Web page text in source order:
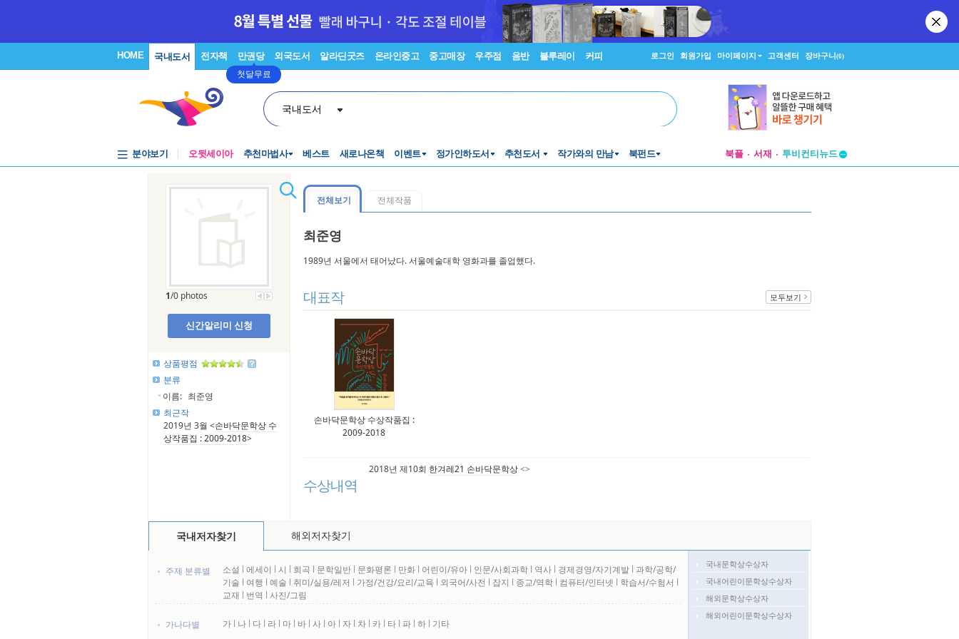
HOME 국내도서 전자책 만권당
첫달무료
외국도서 알라딘굿즈 온라인중고 중고매장 우주점 음반 블루레이 커피 로그인 회원가입 마이페이지 고객센터 장바구니(0)
국내도서
분야보기 오뒷세이아 추천마법사 베스트 새로나온책 이벤트 정가인하도서 추천도서 작가와의 만남 북펀드 북플 서재
투비컨티뉴드
1/0 photos
신간알리미 신청
상품평점
분류
이름: 최준영
최근작
2019년 3월 <손바닥문학상 수
상작품집 : 2009-2018>
전체보기 전체작품
최준영
1989년 서울에서 태어났다. 서울예술대학 영화과를 졸업했다.
대표작 모두보기
손바닥문학상 수상작품집 :
2009-2018
수상내역
2018년 제10회 한겨레21 손바닥문학상<>
국내저자찾기 해외저자찾기
주제 분류별 소설 l 에세이 l 시 l 희곡 l 문학일반 l 문화평론 l 만화 l 어린이/유아 l 인문/사회과학 l 역사 l 경제경영/자기계발 l 과학/공학/
기술 l 여행 l 예술 l 취미/실용/레저 l 가정/건강/요리/교육 l 외국어/사전 l 잡지 l 종교/역학 l 컴퓨터/인터넷 l 학습서/수험서 l
교재 l 번역 l 사진/그림
가나다별 가 l 나 l 다 l 라 l 마 l 바 l 사 l 아 l 자 l 차 l 카 l 타 l 파 l 하 l 기타
국내문학상수상자
국내어린이문학상수상자
해외문학상수상자
해외어린이문학상수상자